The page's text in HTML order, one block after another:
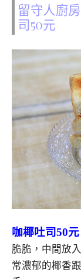
留守人廚
司50元
咖椰吐司50元
脆脆，中間放
常濃郁的椰香